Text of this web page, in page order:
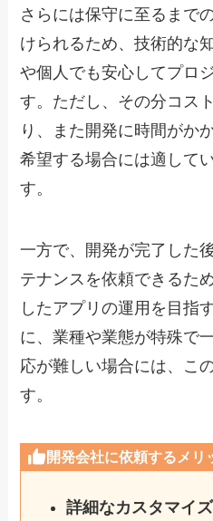
さらには保守に至るまで
けられるため、技術的な
や個人でも安心してプロ
す。ただし、その分コス
り、また開発に時間がか
希望する場合には適して
す。
一方で、開発が完了した
テナンスを依頼できるた
したアプリの運用を目指
に、業種や業態が特殊で
応が難しい場合には、こ
す。
開発会社に依頼するメリ
詳細なカスタマイ